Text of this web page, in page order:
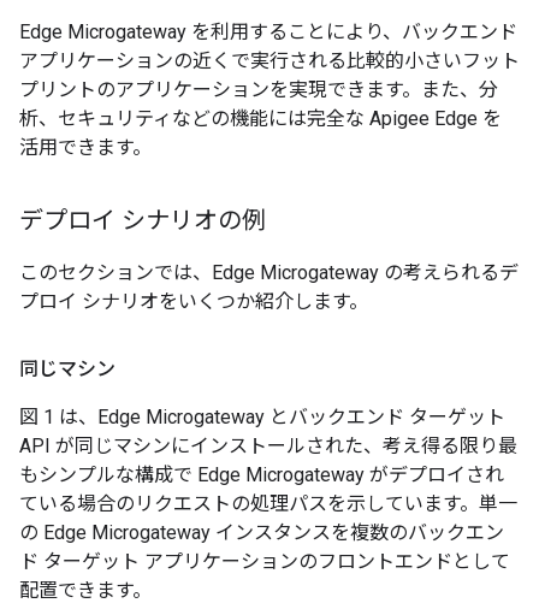
Edge Microgateway を利用することにより、バックエンド
アプリケーションの近くで実行される比較的小さいフット
プリントのアプリケーションを実現できます。また、分
析、セキュリティなどの機能には完全な Apigee Edge を
活用できます。
デプロイ シナリオの例
このセクションでは、Edge Microgateway の考えられるデ
プロイ シナリオをいくつか紹介します。
同じマシン
図 1 は、Edge Microgateway とバックエンド ターゲット
API が同じマシンにインストールされた、考え得る限り最
もシンプルな構成で Edge Microgateway がデプロイされ
ている場合のリクエストの処理パスを示しています。単一
の Edge Microgateway インスタンスを複数のバックエン
ド ターゲット アプリケーションのフロントエンドとして
配置できます。